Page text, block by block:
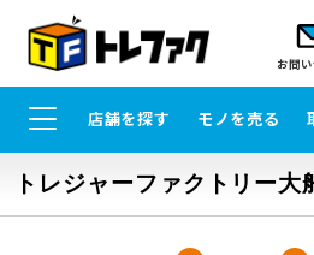
お問
店舗を探す モノを売る
トレジャーファクトリー大